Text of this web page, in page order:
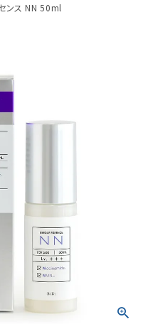
ンス NN 50ml